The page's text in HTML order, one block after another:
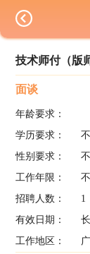
技术师付（版
面谈
年龄要求：
学历要求：
性别要求：
工作年限：
招聘人数：
1
有效日期：
工作地区：